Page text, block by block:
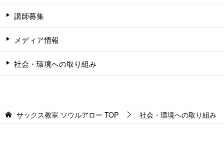
講師募集
メディア情報
社会・環境への取り組み
サックス教室 ソウルアロー TOP 社会・環境への取り組み